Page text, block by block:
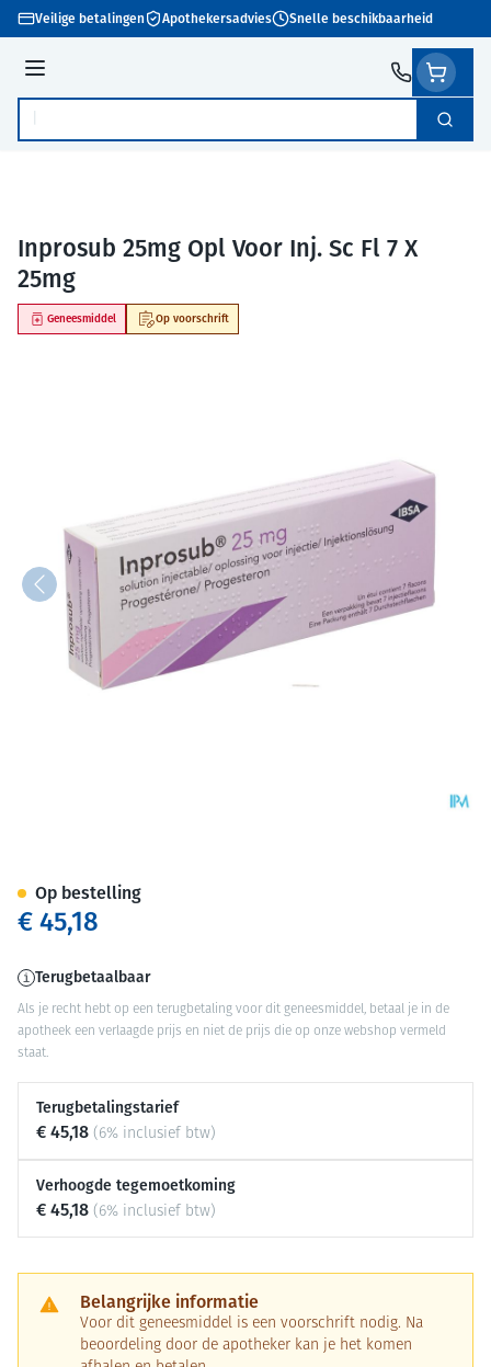
Ga naar de inhoud
Veilige betalingen Apothekersadvies Snelle beschikbaarheid
Menu
Product, merk, categorie... Zoek
Inprosub 25mg Opl Voor Inj. Sc Fl 7 X
25mg
Op voorschrift
Geneesmiddel
€ 45,18
Terugbetaalbaar
Als je recht hebt op een terugbetaling voor dit geneesmiddel, betaal je in de
apotheek een verlaagde prijs en niet de prijs die op onze webshop vermeld
staat.
Terugbetalingstarief
€ 45,18 (6% inclusief btw)
Verhoogde tegemoetkoming
€ 45,18 (6% inclusief btw)
Belangrijke informatie
Voor dit geneesmiddel is een voorschrift nodig. Na
beoordeling door de apotheker kan je het komen
Op bestelling